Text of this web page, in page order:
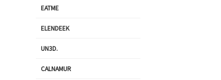
EATME
ELENDEEK
UN3D.
CALNAMUR